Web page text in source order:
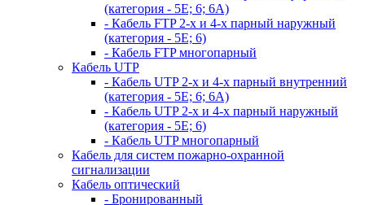
(категория - 5Е; 6; 6А)
- Кабель FTP 2-х и 4-х парный наружный
(категория - 5Е; 6)
- Кабель FTP многопарный
Кабель UTP
- Кабель UTP 2-х и 4-х парный внутренний
(категория - 5Е; 6; 6А)
- Кабель UTP 2-х и 4-х парный наружный
(категория - 5Е; 6)
- Кабель UTP многопарный
Кабель для систем пожарно-охранной
сигнализации
Кабель оптический
- Бронированный